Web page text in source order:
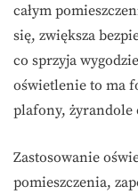
całym
się, zwiększa
co sprzyja
oświetlenie to ma
plafony, żyrandole
Zastosowanie
pomieszczenia,